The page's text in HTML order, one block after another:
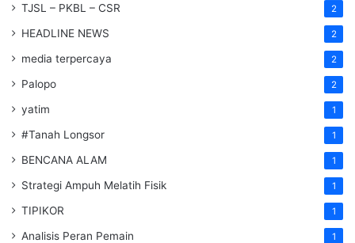
TJSL – PKBL – CSR 2
HEADLINE NEWS 2
media terpercaya 2
Palopo 2
yatim 1
#Tanah Longsor 1
BENCANA ALAM 1
Strategi Ampuh Melatih Fisik 1
TIPIKOR 1
Analisis Peran Pemain 1